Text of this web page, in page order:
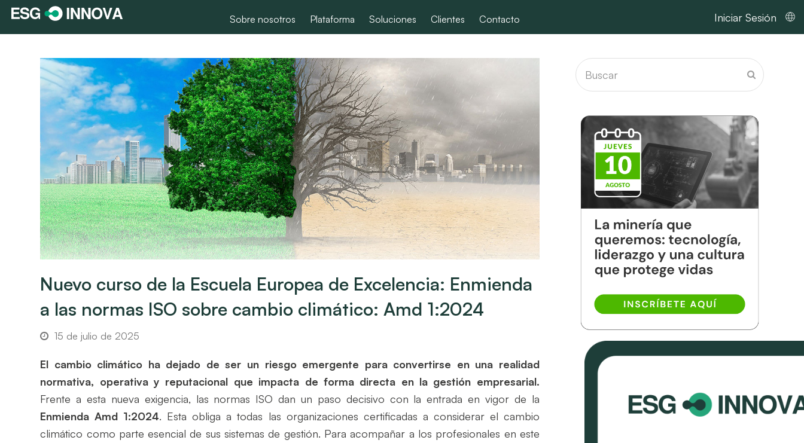
Sobre nosotros Plataforma Soluciones Clientes Contacto Iniciar Sesión
Nuevo curso de la Escuela Europea de Excelencia: Enmienda
a las normas ISO sobre cambio climático: Amd 1:2024
15 de julio de 2025
El cambio climático ha dejado de ser un riesgo emergente para convertirse en una realidad
normativa, operativa y reputacional que impacta de forma directa en la gestión empresarial.
Frente a esta nueva exigencia, las normas ISO dan un paso decisivo con la entrada en vigor de la
Enmienda Amd 1:2024. Esta obliga a todas las organizaciones certificadas a considerar el cambio
climático como parte esencial de sus sistemas de gestión. Para acompañar a los profesionales en este
Buscar
Enviar